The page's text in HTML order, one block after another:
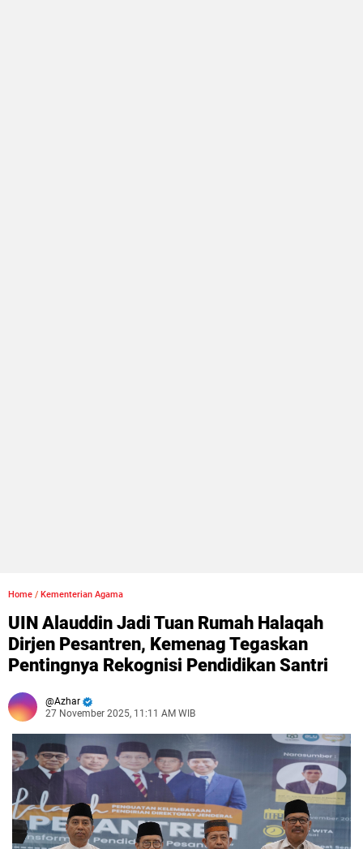
Home / Kementerian Agama
UIN Alauddin Jadi Tuan Rumah Halaqah
Dirjen Pesantren, Kemenag Tegaskan
Pentingnya Rekognisi Pendidikan Santri
Azhar
27 November 2025, 11:11 AM WIB